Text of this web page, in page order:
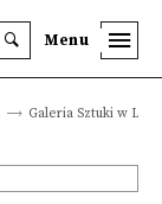
Menu
Galeria Sztuki w